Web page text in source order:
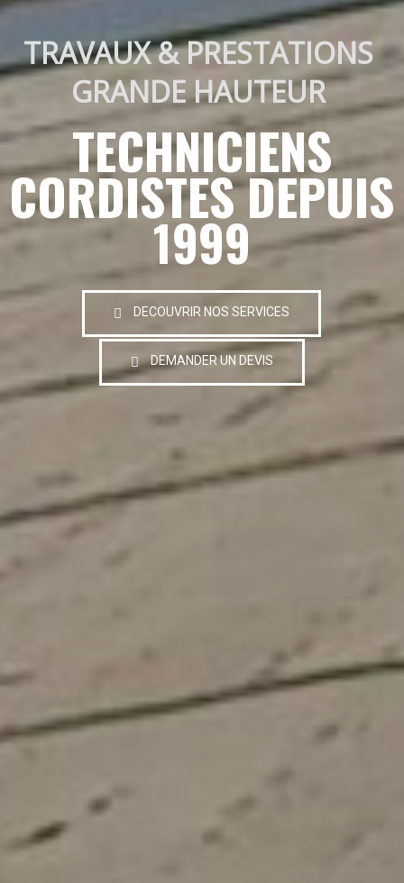
TRAVAUX & PRESTATIONS
GRANDE HAUTEUR
TECHNICIENS
CORDISTES DEPUIS
1999
DECOUVRIR NOS SERVICES
DEMANDER UN DEVIS